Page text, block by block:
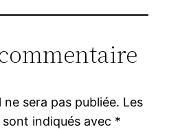
sera pas publiée. Les
indiqués avec *